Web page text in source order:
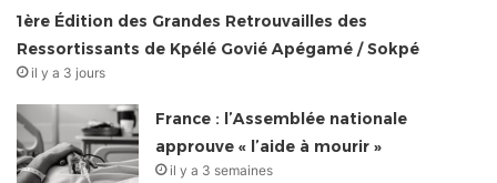
1ère Édition des Grandes Retrouvailles des
Ressortissants de Kpélé Govié Apégamé / Sokpé
il y a 3 jours
France : l’Assemblée nationale
approuve « l’aide à mourir »
il y a 3 semaines